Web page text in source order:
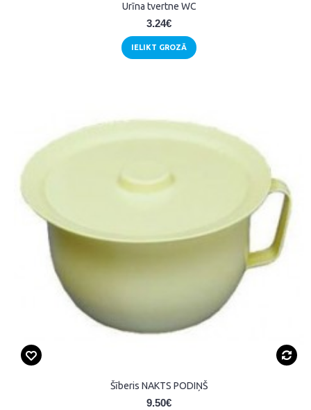
Urīna tvertne WC
3.24€
IELIKT GROZĀ
Šīberis NAKTS PODIŅŠ
9.50€